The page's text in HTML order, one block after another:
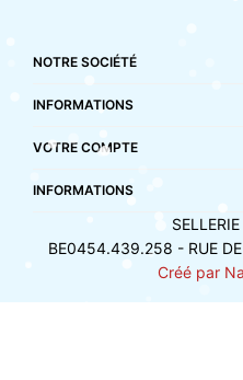
NOTRE SOCIÉTÉ
INFORMATIONS
VOTRE COMPTE
INFORMATIONS
BE0454.439.258 - RUE
Créé par